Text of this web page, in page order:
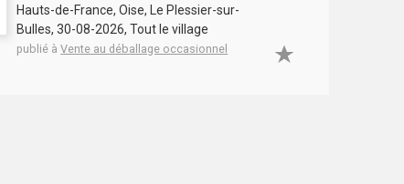
Hauts-de-France, Oise, Le Plessier-sur-
Bulles, 30-08-2026, Tout le village
publié àVente au déballage occasionnel